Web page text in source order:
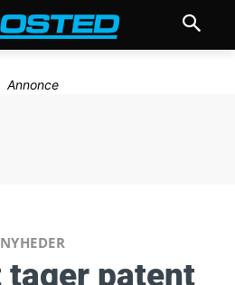
Annonce
NYHEDER
patent